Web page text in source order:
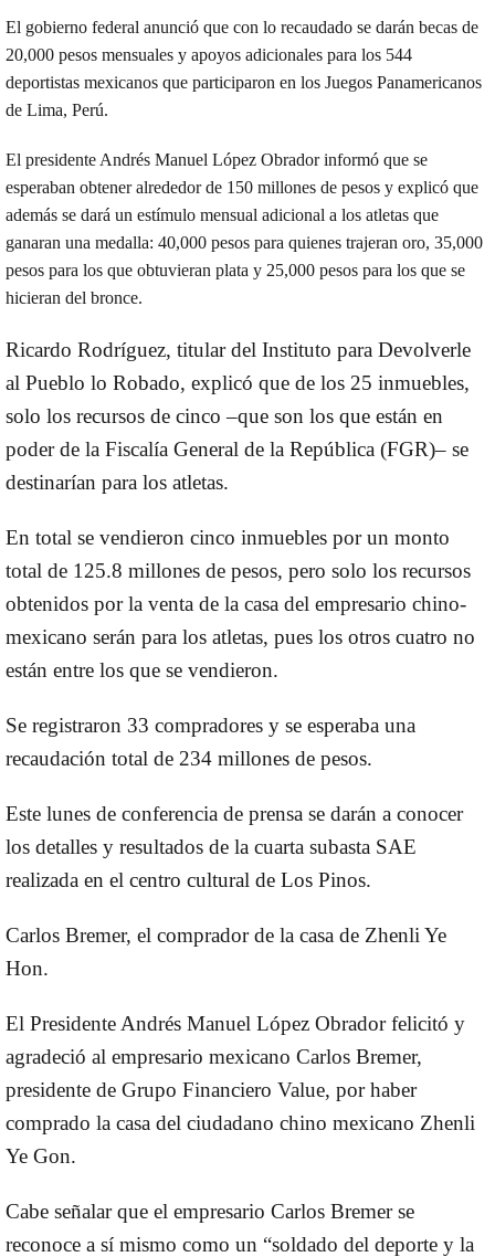
El gobierno federal anunció que con lo recaudado se darán becas de
20,000 pesos mensuales y apoyos adicionales para los 544
deportistas mexicanos que participaron en los Juegos Panamericanos
de Lima, Perú.
El presidente Andrés Manuel López Obrador informó que se
esperaban obtener alrededor de 150 millones de pesos y explicó que
además se dará un estímulo mensual adicional a los atletas que
ganaran una medalla: 40,000 pesos para quienes trajeran oro, 35,000
pesos para los que obtuvieran plata y 25,000 pesos para los que se
hicieran del bronce.
Ricardo Rodríguez, titular del Instituto para Devolverle
al Pueblo lo Robado, explicó que de los 25 inmuebles,
solo los recursos de cinco –que son los que están en
poder de la Fiscalía General de la República (FGR)– se
destinarían para los atletas.
En total se vendieron cinco inmuebles por un monto
total de 125.8 millones de pesos, pero solo los recursos
obtenidos por la venta de la casa del empresario chino-
mexicano serán para los atletas, pues los otros cuatro no
están entre los que se vendieron.
Se registraron 33 compradores y se esperaba una
recaudación total de 234 millones de pesos.
Este lunes de conferencia de prensa se darán a conocer
los detalles y resultados de la cuarta subasta SAE
realizada en el centro cultural de Los Pinos.
Carlos Bremer, el comprador de la casa de Zhenli Ye
Hon.
El Presidente Andrés Manuel López Obrador felicitó y
agradeció al empresario mexicano Carlos Bremer,
presidente de Grupo Financiero Value, por haber
comprado la casa del ciudadano chino mexicano Zhenli
Ye Gon.
Cabe señalar que el empresario Carlos Bremer se
reconoce a sí mismo como un “soldado del deporte y la